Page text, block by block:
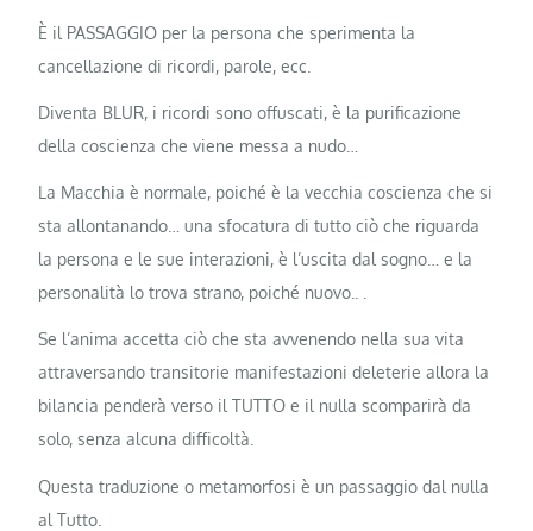
È il PASSAGGIO per la persona che sperimenta la
cancellazione di ricordi, parole, ecc.
Diventa BLUR, i ricordi sono offuscati, è la purificazione
della coscienza che viene messa a nudo…
La Macchia è normale, poiché è la vecchia coscienza che si
sta allontanando… una sfocatura di tutto ciò che riguarda
la persona e le sue interazioni, è l’uscita dal sogno… e la
personalità lo trova strano, poiché nuovo.. .
Se l’anima accetta ciò che sta avvenendo nella sua vita
attraversando transitorie manifestazioni deleterie allora la
bilancia penderà verso il TUTTO e il nulla scomparirà da
solo, senza alcuna difficoltà.
Questa traduzione o metamorfosi è un passaggio dal nulla
al Tutto.